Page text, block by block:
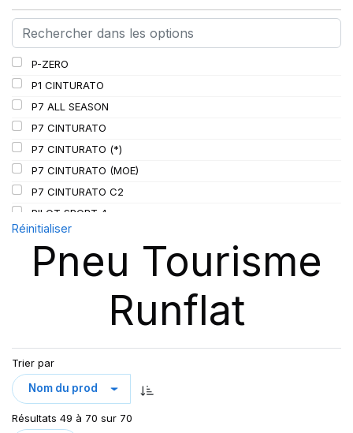
P-ZERO
P1 CINTURATO
P7 ALL SEASON
P7 CINTURATO
P7 CINTURATO (*)
P7 CINTURATO (MOE)
P7 CINTURATO C2
PILOT SPORT 4
PILOT SPORT4
PILOT SPORT 4S
PILOT SUPER SPORT
P ZERO 5
PZERO PZ4
PZERO R-F ELCT
R-F P7 CINTURATO (*) K1
Réinitialiser
Pneu Tourisme
Runflat
Trier par
Résultats 49 à 70 sur 70